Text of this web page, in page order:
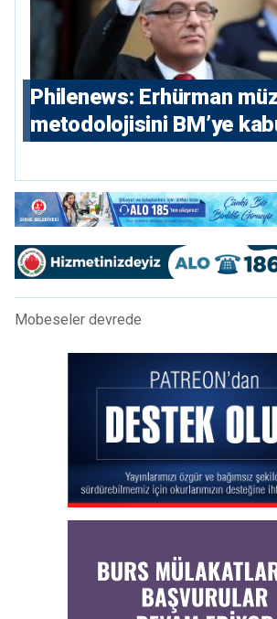
Philenews: Erhürman
metodolojisini BM’ye
Mobeseler devrede